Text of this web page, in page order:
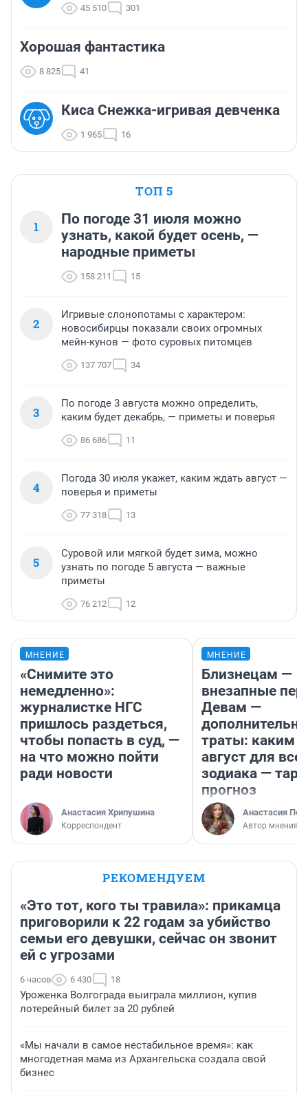
45 510 301
Хорошая фантастика
8 825 41
Киса Снежка-игривая девченка
1 965 16
ТОП 5
1
По погоде 31 июля можно
узнать, какой будет осень, —
народные приметы
158 211 15
2
Игривые слонопотамы с характером:
новосибирцы показали своих огромных
мейн-кунов — фото суровых питомцев
137 707 34
3
По погоде 3 августа можно определить,
каким будет декабрь, — приметы и поверья
86 686 11
4
Погода 30 июля укажет, каким ждать август —
поверья и приметы
77 318 13
5
Суровой или мягкой будет зима, можно
узнать по погоде 5 августа — важные
приметы
76 212 12
МНЕНИЕ
«Снимите это
немедленно»:
журналистке НГС
пришлось раздеться,
чтобы попасть в суд, —
на что можно пойти
ради новости
Анастасия Хрипушина
Корреспондент
МНЕНИЕ
Близнецам —
внезапные
Девам —
траты: каким
август для
зодиака —
прогноз
Анастасия
Автор мнения
РЕКОМЕНДУЕМ
«Это тот, кого ты травила»: прикамца
приговорили к 22 годам за убийство
семьи его девушки, сейчас он звонит
ей с угрозами
6 часов 6 430 18
Уроженка Волгограда выиграла миллион, купив
лотерейный билет за 20 рублей
«Мы начали в самое нестабильное время»: как
многодетная мама из Архангельска создала свой
бизнес